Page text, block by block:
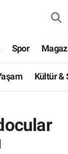
Spor
Kültür &